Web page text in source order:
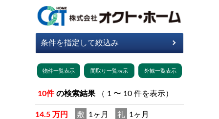
10件 の検索結果 （ 1 〜 10 件を表示）
14.5 万円 敷 1ヶ月 礼 1ヶ月